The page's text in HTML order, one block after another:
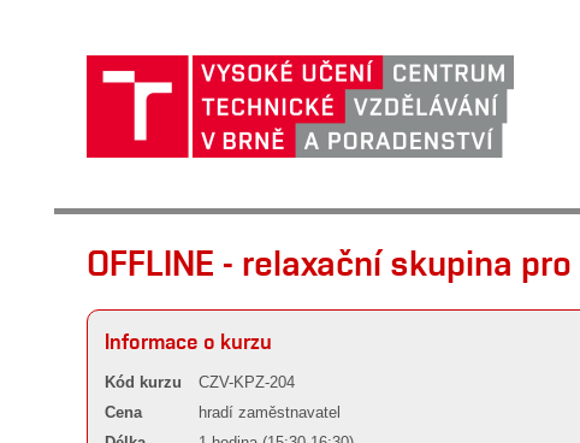
OFFLINE - relaxační skupina
Informace o kurzu
Kód kurzu
CZV-KPZ-204
Cena
hradí zaměstnavatel